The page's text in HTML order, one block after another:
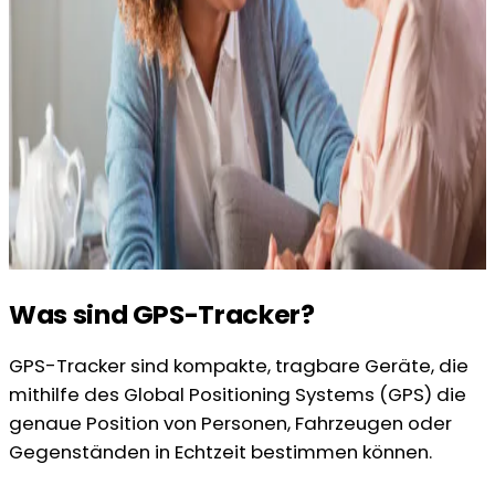
Was sind GPS-Tracker?
GPS-Tracker sind kompakte, tragbare Geräte, die
mithilfe des Global Positioning Systems (GPS) die
genaue Position von Personen, Fahrzeugen oder
Gegenständen in Echtzeit bestimmen können.